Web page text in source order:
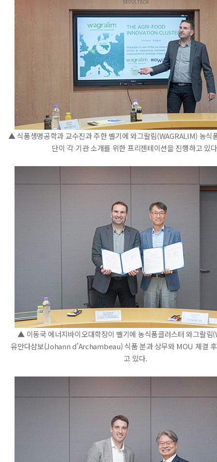
▲ 식품생명공학과 교수진과 주한 벨기에 와그랄림(WAGRALIM) 농식
단이 각 기관 소개를 위한 프리젠테이션을 진행하고 있
▲ 이동국 에너지바이오대학장이 벨기에 농식품클러스터 와그랄림
유안다샴보(Johann d’Archambeau) 식품 분과 상무와 MOU 체결
고 있다.